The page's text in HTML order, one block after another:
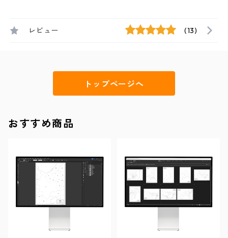
レビュー (13)
トップページへ
おすすめ商品